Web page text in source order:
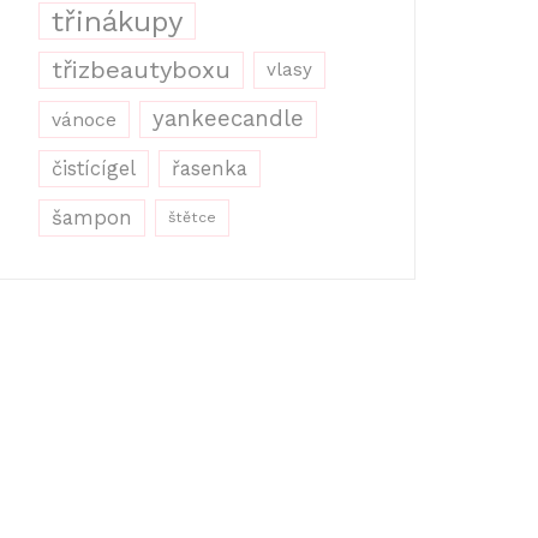
třinákupy
třizbeautyboxu vlasy
vánoce yankeecandle
čistícígel řasenka
šampon štětce